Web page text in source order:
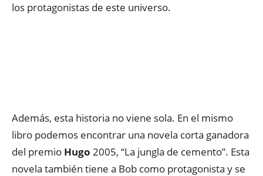
los protagonistas de este universo.
Además, esta historia no viene sola. En el mismo
libro podemos encontrar una novela corta ganadora
del premio Hugo 2005, “La jungla de cemento”. Esta
novela también tiene a Bob como protagonista y se